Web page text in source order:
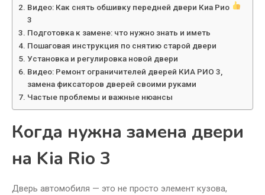
Видео: Как снять обшивку передней двери Киа Рио
3
Подготовка к замене: что нужно знать и иметь
Пошаговая инструкция по снятию старой двери
Установка и регулировка новой двери
Видео: Ремонт ограничителей дверей КИА РИО 3,
замена фиксаторов дверей своими руками
Частые проблемы и важные нюансы
Когда нужна замена двери
на Kia Rio 3
Дверь автомобиля — это не просто элемент кузова,